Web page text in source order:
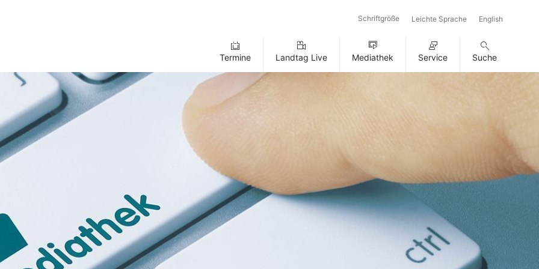
Schriftgröße Leichte Sprache English
Termine Landtag Live Mediathek Service Suche